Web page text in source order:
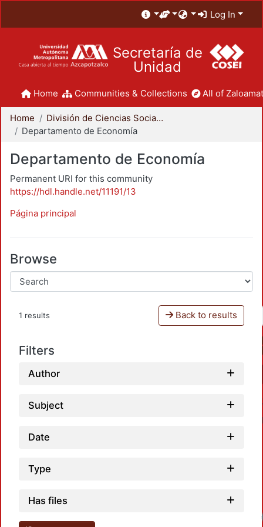
Log In
Secretaría de
Unidad
Home Communities & Collections All of
Home
División de Ciencias Sociales y Humanidades
Departamento de Economía
Departamento de Economía
Permanent URI for this community
https://hdl.handle.net/11191/13
Página principal
Browse
1 results Back to results
Filters
Author
Subject
Date
Type
Has files